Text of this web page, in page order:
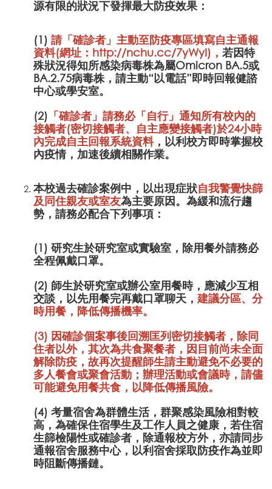
源有限的狀況下發揮最大防疫效果：
(1) 請「確診者」主動至防疫專區填寫自主通報
資料(網址： http://nchu.cc/7yWyI) ， 若因特
殊狀況得知所感染病毒株為屬Omicron BA.5或
BA.2.75病毒株，請主動“以電話”即時回報健諮
中心或學安室。
(2) 「確診者」請務必「自行」通知所有校內的
接觸者(密切接觸者、自主應變接觸者)於24小時
內完成自主回報系統資料，以利校方即時掌握校
內疫情，加速後續相關作業。
本校過去確診案例中，以出現症狀自我警覺快篩
及同住親友或室友為主要原因。為緩和流行趨
勢，請務必配合下列事項：
(1) 研究生於研究室或實驗室，除用餐外請務必
全程佩戴口罩。
(2) 師生於研究室或辦公室用餐時，應減少互相
交談，以先用餐完再戴口罩聊天， 建議分區、分
時用餐，降低傳播機率。
(3) 因確診個案事後回溯匡列密切接觸者，除同
住者以外，其次為共食聚餐者，因目前尚未全面
解除防疫，故再次提醒師生請主動避免不必要的
多人餐會或聚會活動；辦理活動或會議時，請儘
可能避免用餐共食 ，以降低傳播風險。
(4) 考量宿舍為群體生活，群聚感染風險相對較
高，為確保住宿學生及工作人員之健康，若住宿
生篩檢陽性或確診者，除通報校方外，亦請同步
通報宿舍服務中心，以利宿舍採取防疫作為並即
時阻斷傳播鏈。